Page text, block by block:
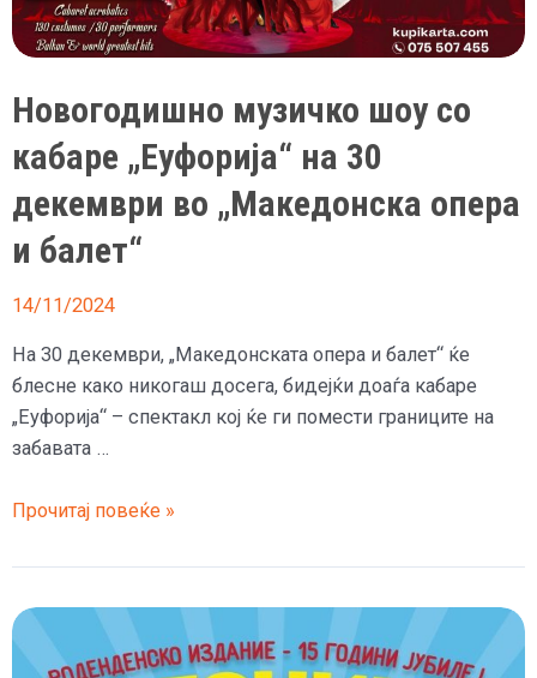
во
Скопје
Љубов,
љубомора,
криминал
и
покајание
Новогодишно музичко шоу со
кабаре „Еуфорија“ на 30
декември во „Македонска опера
и балет“
14/11/2024
На 30 декември, „Македонската опера и балет“ ќе
блесне како никогаш досега, бидејќи доаѓа кабаре
„Еуфорија“ – спектакл кој ќе ги помести границите на
забавата …
Новогодишно
шоу
со
кабаре
„Еуфорија“
Прочитај повеќе »